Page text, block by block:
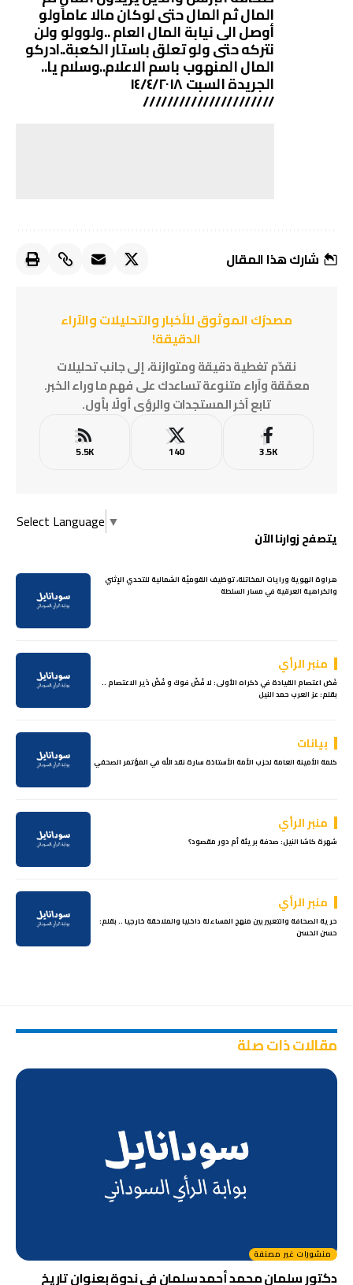
المال ثم المال حتى لوكان مالا عاماًولو
أوصل الى نيابة المال العام ..ولوولو ولن
نتركه حتى ولو تعلق باستار الكعبة..ادركو
المال المنهوب باسم الاعلام..وسلام يا..
الجريدة السبت ١٤/٤/٢٠١٨
//////////////////////
شارك هذا المقال
مصدرُك الموثوق للأخبار والتحليلات والآراء
الدقيقة!
نقدّم تغطية دقيقة ومتوازنة، إلى جانب تحليلات
معمّقة وآراء متنوعة تساعدك على فهم ما وراء الخبر.
تابع آخر المستجدات والرؤى أولًا بأول.
3.5K
140
5.5K
Select Language ▼
يتصفح زوارنا الآن
هراوة الهوية ورايات المخاتلة، توظيف القوميّة الشمالية للتحدي الإثني
والكراهية العرقية في مسار السلطة
منبر الرأي
فَض اعتصام القيادة في ذكراه الأولى: لا فُضّ فوك و فُضّ دَير الاعتصام ..
بقلم: عز العرب حمد النيل
بيانات
كلمة الأمينة العامة لحزب الأمة الأستاذة سارة نقد الله في المؤتمر الصحفي
منبر الرأي
شهرة كاشا النيل: صدفة بريئة أم دور مقصود؟
منبر الرأي
حرية الصحافة والتعبير بين منهج المساءلة داخليا والملاحقة خارجيا .. بقلم:
حسن الحسن
مقالات ذات صلة
منشورات غير مصنفة
دكتور سلمان محمد أحمد سلمان في ندوة بعنوان تاريخ